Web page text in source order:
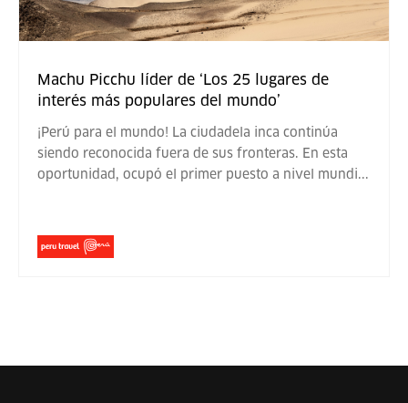
Machu Picchu líder de ‘Los 25 lugares de
interés más populares del mundo’
¡Perú para el mundo! La ciudadela inca continúa
siendo reconocida fuera de sus fronteras. En esta
oportunidad, ocupó el primer puesto a nivel mundi...